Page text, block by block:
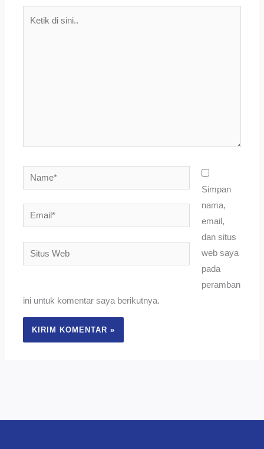
Name*
Email*
Situs
Web
Simpan
nama,
email,
dan situs
web saya
pada
peramban
ini untuk komentar saya berikutnya.